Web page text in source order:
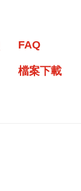
FAQ
檔案下載